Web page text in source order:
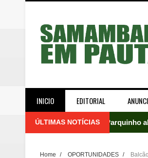
INICIO EDITORIAL
ÚLTIMAS NOTÍCIAS Parquinho
Home / OPORTUNIDADES /